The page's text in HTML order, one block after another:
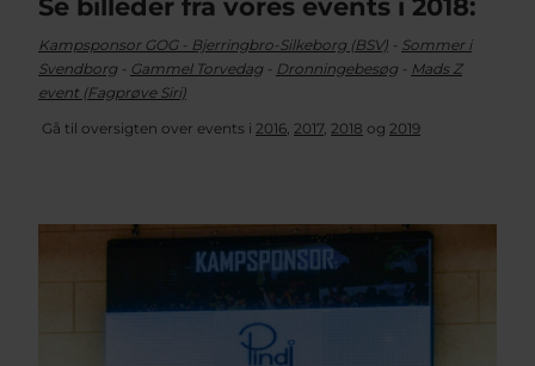
Se billeder fra vores events i 2018:
Kampsponsor GOG - Bjerringbro-Silkeborg (BSV) - Sommer i
Svendborg - Gammel Torvedag - Dronningebesøg - Mads Z
event (Fagprøve Siri)
Gå til oversigten over events i 2016, 2017, 2018 og 2019